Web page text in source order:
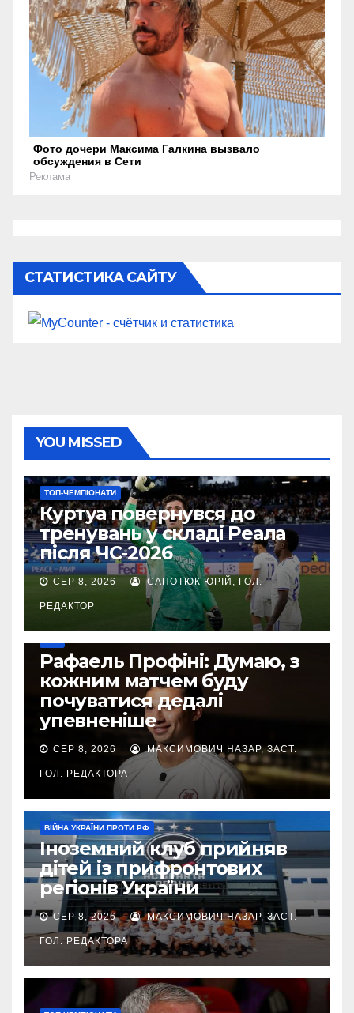
Фото дочери Максима Галкина вызвало
обсуждения в Сети
Реклама
СТАТИСТИКА САЙТУ
YOU MISSED
ТОП-ЧЕМПІОНАТИ
Куртуа повернувся до
тренувань у складі Реала
після ЧС-2026
СЕР 8, 2026 САПОТЮК ЮРІЙ, ГОЛ.
РЕДАКТОР
Рафаель Профіні: Думаю, з
кожним матчем буду
почуватися дедалі
упевненіше
СЕР 8, 2026 МАКСИМОВИЧ НАЗАР, ЗАСТ.
ГОЛ. РЕДАКТОРА
ВІЙНА УКРАЇНИ ПРОТИ РФ
Іноземний клуб прийняв
дітей із прифронтових
регіонів України
СЕР 8, 2026 МАКСИМОВИЧ НАЗАР, ЗАСТ.
ГОЛ. РЕДАКТОРА